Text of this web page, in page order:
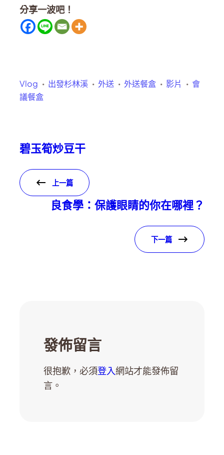
分享一波吧！
Vlog 出發杉林溪 外送 外送餐盒 影片
會
議餐盒
碧玉筍炒豆干
上一篇
良食學：保護眼睛的你在哪裡？
下一篇
發佈留言
很抱歉，必須登入網站才能發佈留
言。